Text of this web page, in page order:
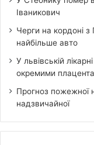
Іваникович
Черги на кордоні
найбільше авто
У львівській
окремими
Прогноз пожежної
надзвичайної